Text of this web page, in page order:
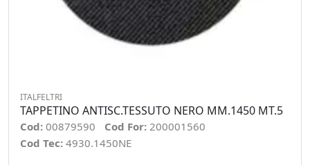
ITALFELTRI
TAPPETINO ANTISC.TESSUTO NERO MM.1450 MT.5
Cod: 00879590 Cod For: 200001560
Cod Tec: 4930.1450NE